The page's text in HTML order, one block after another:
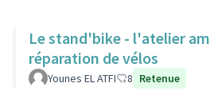
Le stand'bike - l'atelier
réparation de vélos
Younes EL ATFI 8 Retenue